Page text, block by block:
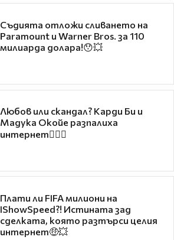
Съдията отложи сливането на
Paramount и Warner Bros. за 110
милиарда долара!😯💥
Любов или скандал? Карди Би и
Мадука Окойе разпалиха
интернет❤️‍🔥🔥
Плати ли FIFA милиони на
IShowSpeed?! Истината зад
сделката, която разтърси целия
интернет🤑💥